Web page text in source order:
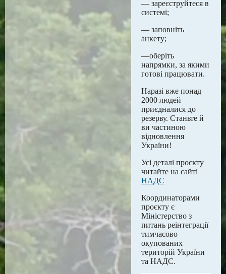
— зареєструйтеся в
системі;
— заповніть
анкету;
—оберіть
напрямки, за якими
готові працювати.
Наразі вже понад
2000 людей
приєдналися до
резерву. Станьте й
ви частиною
відновлення
України!
Усі деталі проєкту
читайте на сайті
НАДС
Координаторами
проєкту є
Міністерство з
питань реінтеграції
тимчасово
окупованих
територій України
та НАДС.